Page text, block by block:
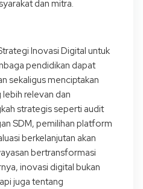
dan mitra.
Inovasi Digital untuk
pendidikan dapat
sekaligus menciptakan
relevan dan
strategis seperti audit
SDM, pemilihan platform
berkelanjutan akan
bertransformasi
inovasi digital bukan
juga tentang